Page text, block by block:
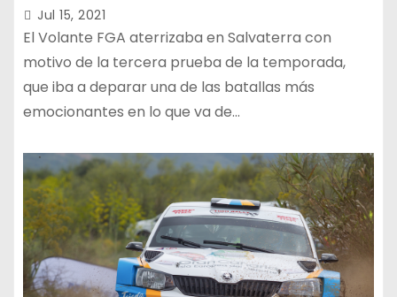
Jul 15, 2021
El Volante FGA aterrizaba en Salvaterra con
motivo de la tercera prueba de la temporada,
que iba a deparar una de las batallas más
emocionantes en lo que va de…